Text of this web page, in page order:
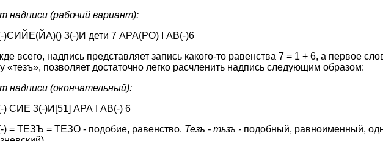
надписи (рабочий вариант):
)СИЙЕ(ЙА)() 3(-)И дети 7 АРА(РО) I АВ(-)6
всего, надпись представляет запись какого-то равенства 7 = 1 + 6, а первое
«тезъ», позволяет достаточно легко расчленить надпись следующим образом:
надписи (окончательный):
) СИE 3(-)И [51] АРА I АВ(-) 6
= ТЕЗЪ = ТЕЗO - подобие, равенство. Тезъ - тьзъ -подобный, равноименный,